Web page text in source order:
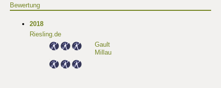
Bewertung
2018
Riesling.de
Gault
Millau